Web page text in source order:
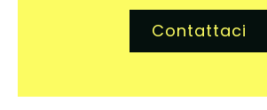
Contattaci